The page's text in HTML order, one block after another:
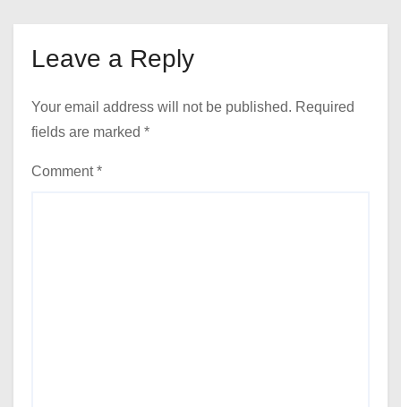
Leave a Reply
Your email address will not be published. Required
fields are marked *
Comment*